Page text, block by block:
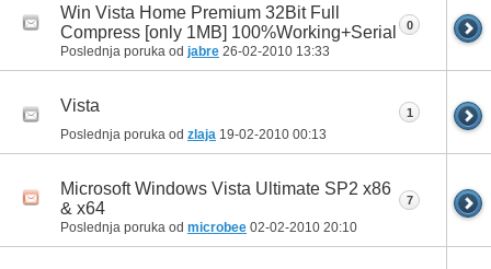
Win Vista Home Premium 32Bit Full
Compress [only 1MB] 100%Working+Serial
Poslednja poruka od jabre 26-02-2010 13:33
0
Vista
Poslednja poruka od zlaja 19-02-2010 00:13
1
Microsoft Windows Vista Ultimate SP2 x86
& x64
Poslednja poruka od microbee 02-02-2010 20:10
7